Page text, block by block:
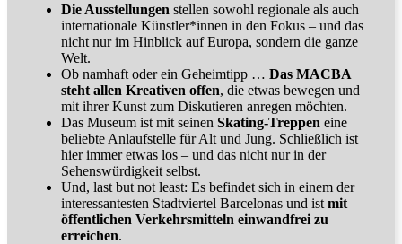
Die Ausstellungen stellen sowohl regionale als auch
internationale Künstler*innen in den Fokus – und das
nicht nur im Hinblick auf Europa, sondern die ganze
Welt.
Ob namhaft oder ein Geheimtipp … Das MACBA
steht allen Kreativen offen, die etwas bewegen und
mit ihrer Kunst zum Diskutieren anregen möchten.
Das Museum ist mit seinen Skating-Treppen eine
beliebte Anlaufstelle für Alt und Jung. Schließlich ist
hier immer etwas los – und das nicht nur in der
Sehenswürdigkeit selbst.
Und, last but not least: Es befindet sich in einem der
interessantesten Stadtviertel Barcelonas und ist mit
öffentlichen Verkehrsmitteln einwandfrei zu
erreichen.